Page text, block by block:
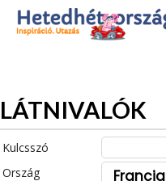
Az oldal sütiket (cookies)
Adatvédelmi tájékoztató
LÁTNIVALÓK
Kulcsszó
Ország